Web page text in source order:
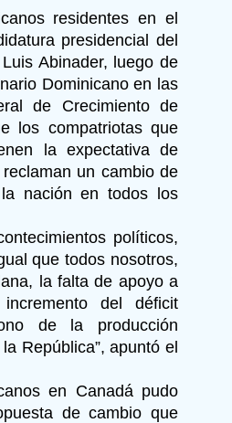
residentes en el
presidencial del
Abinader, luego de
Dominicano en las
de Crecimiento de
los compatriotas que
la expectativa de
un cambio de
nación en todos los
políticos,
que todos nosotros,
la falta de apoyo a
del déficit
de la producción
República”, apuntó el
en Canadá pudo
de cambio que